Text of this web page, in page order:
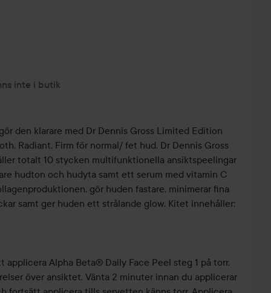
inte i butik
den klarare med Dr Dennis Gross Limited Edition
Radiant, Firm för normal/ fet hud. Dr Dennis Gross
totalt 10 stycken multifunktionella ansiktspeelingar
hudton och hudyta samt ett serum med vitamin C
gör huden fastare, minimerar fina
samt ger huden ett strålande glow. Kitet innehåller:
applicera Alpha Beta® Daily Face Peel steg 1 på torr,
över ansiktet. Vänta 2 minuter innan du applicerar